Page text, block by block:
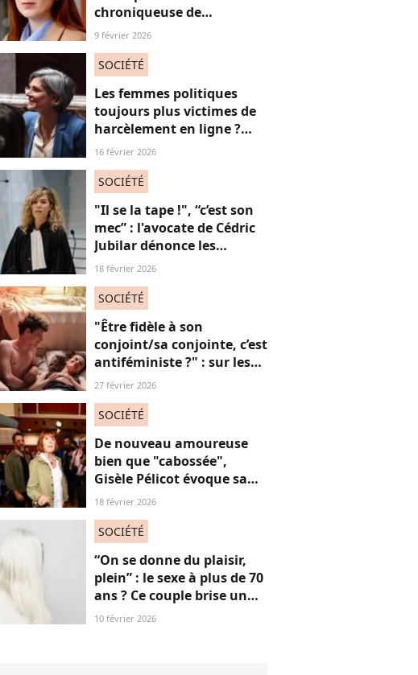
chroniqueuse de
Quotidien s'amuse de
absolument jubilatoire
9 février 2026
SOCIÉTÉ
Les femmes politiques
toujours plus victimes de
harcèlement en ligne ?
Une étude interroge ce
16 février 2026
SOCIÉTÉ
"Il se la tape !", “c’est son
mec” : l'avocate de Cédric
Jubilar dénonce les
réflexions misogynes
subissent toutes ses
consœurs
18 février 2026
SOCIÉTÉ
"Être fidèle à son
conjoint/sa conjointe, c’est
antiféministe ?" : sur les
réseaux sociaux, cette
27 février 2026
SOCIÉTÉ
De nouveau amoureuse
bien que "cabossée",
Gisèle Pélicot évoque sa
nouvelle vie avec
18 février 2026
SOCIÉTÉ
“On se donne du plaisir,
plein” : le sexe à plus de 70
ans ? Ce couple brise un
non-dit sur ces images
10 février 2026